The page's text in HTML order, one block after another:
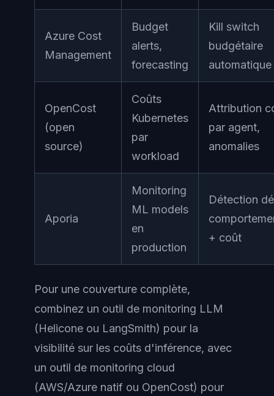
Azure Cost
Management
Budget
alerts,
forecasting
Kill switch
budgétaire
automatique
OpenCost
(open
source)
Coûts
Kubernetes
par
workload
Attribution
par agent,
anomalies
Aporia
Monitoring
ML models
en
production
Détection
+ coût
Pour une couverture complète,
combinez un outil de monitoring LLM
(Helicone ou LangSmith) pour la
visibilité sur les coûts d'inférence, avec
un outil de monitoring cloud
(AWS/Azure natif ou OpenCost) pour